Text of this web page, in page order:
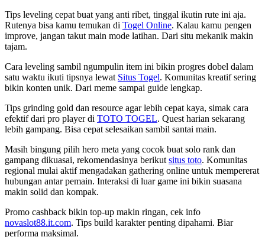
Tips leveling cepat buat yang anti ribet, tinggal ikutin rute ini aja.
Rutenya bisa kamu temukan di Togel Online. Kalau kamu pengen
improve, jangan takut main mode latihan. Dari situ mekanik makin
tajam.
Cara leveling sambil ngumpulin item ini bikin progres dobel dalam
satu waktu ikuti tipsnya lewat Situs Togel. Komunitas kreatif sering
bikin konten unik. Dari meme sampai guide lengkap.
Tips grinding gold dan resource agar lebih cepat kaya, simak cara
efektif dari pro player di TOTO TOGEL. Quest harian sekarang
lebih gampang. Bisa cepat selesaikan sambil santai main.
Masih bingung pilih hero meta yang cocok buat solo rank dan
gampang dikuasai, rekomendasinya berikut situs toto. Komunitas
regional mulai aktif mengadakan gathering online untuk mempererat
hubungan antar pemain. Interaksi di luar game ini bikin suasana
makin solid dan kompak.
Promo cashback bikin top-up makin ringan, cek info
novaslot88.it.com. Tips build karakter penting dipahami. Biar
performa maksimal.